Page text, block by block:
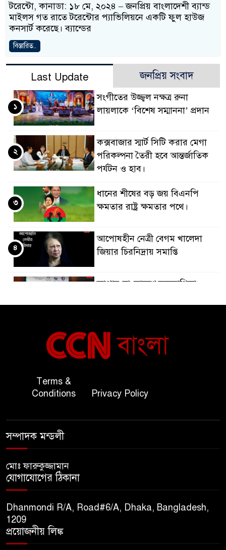
টরেন্টো, কানাডা: ১৮ মে, ২০২৪ – জনপ্রিয় বাংলাদেশী ব্যান্ড
মাইলস গত রাতে টরেন্টোর প্যাভিলিয়নে একটি ফুল হাউজ
কনসার্ট করেছে। ব্যান্ডের
বিস্তারিত..
Last Update জনপ্রিয় সংবাদ
সংগীতের উজ্জ্বল নক্ষত্র রুনা
লায়লাকে ‘বিশেষ সম্মাননা’ প্রদান
১
কক্সবাজার স্মার্ট সিটি করার মেগা
পরিকল্পনা তৈরী হবে আন্তর্জাতিক
পর্যটন ও হাব।
২
ধানের শীষের বড় জয় বিএনপি
ক্ষমতার রাষ্ট্র ক্ষমতার পথে।
৩
আপোষহীন নেত্রী বেগম খালেদা
জিয়ার চিরনিদ্রায় সমাপ্তি
৪
জাপান-বাংলাদেশ সহযোগিতা
এবং সহ-পররাষ্ট্রমন্ত্রীর সৌজন্য
সাক্ষাৎ
অতিরিক্ত পুলিশ মহাপরিদর্শক
৮
৯
সুমাইয়া হারুন: মিস মাল্টিন্যাশনাল
১০
Terms &
Conditions
Privacy Policy
সম্পাদক মন্ডলী
মোঃ ফারুকুজ্জামান
যোগাযোগের ঠিকানা
Dhanmondi R/A, Road#6/A, Dhaka, Bangladesh,
1209
প্রয়োজনীয় লিঙ্ক